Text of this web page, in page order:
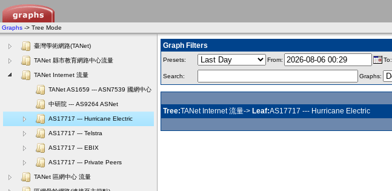
Graphs -> Tree Mode
臺灣學術網路(TANet)
TANet 縣市教育網路中心流量
TANet Internet 流量
TANet AS1659 --- ASN7539 國網中心
中研院 --- AS9264 ASNet
AS17717 --- Hurricane Electric
AS17717 --- Telstra
AS17717 --- EBIX
AS17717 --- Private Peers
TANet 區網中心 流量
Graph Filters
Presets: From: To:
Search: Graphs:
Tree:TANet Internet 流量-> Leaf:AS17717 --- Hurricane Electric